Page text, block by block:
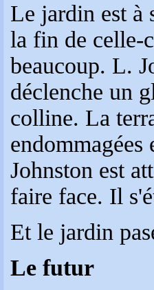
Le jardin est à
la fin de celle-
beaucoup. L.
déclenche un
colline. La
Johnston est
faire face. Il
Et le jardin
Le futur